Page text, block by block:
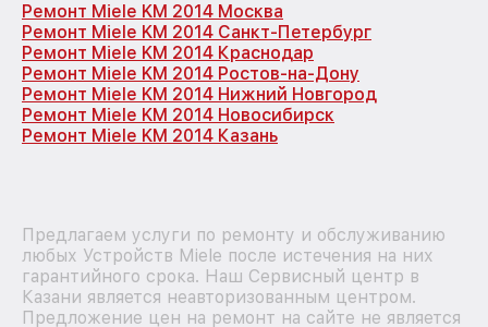
Ремонт Miele KM 2014 Москва
Ремонт Miele KM 2014 Санкт-Петербург
Ремонт Miele KM 2014 Краснодар
Ремонт Miele KM 2014 Ростов-на-Дону
Ремонт Miele KM 2014 Нижний Новгород
Ремонт Miele KM 2014 Новосибирск
Ремонт Miele KM 2014 Казань
Предлагаем услуги по ремонту и обслуживанию
любых Устройств Miele после истечения на них
гарантийного срока. Наш Сервисный центр в
Казани является неавторизованным центром.
Предложение цен на ремонт на сайте не является